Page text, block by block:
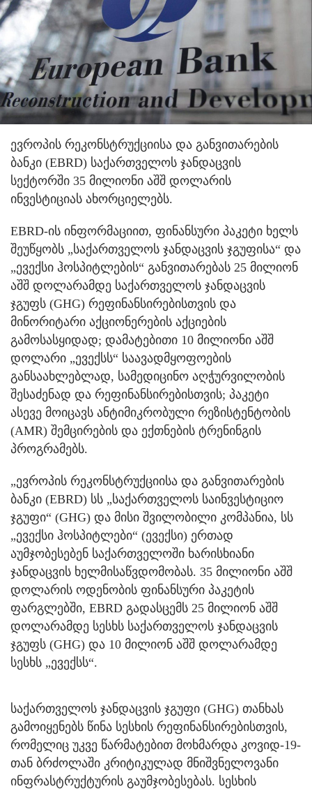
ევროპის რეკონსტრუქციისა და განვითარების
ბანკი (EBRD) საქართველოს ჯანდაცვის
სექტორში 35 მილიონი აშშ დოლარის
ინვესტიციას ახორციელებს.
EBRD-ის ინფორმაციით, ფინანსური პაკეტი ხელს
შეუწყობს „საქართველოს ჯანდაცვის ჯგუფისა“ და
„ევექსი ჰოსპიტლების“ განვითარებას 25 მილიონ
აშშ დოლარამდე საქართველოს ჯანდაცვის
ჯგუფს (GHG) რეფინანსირებისთვის და
მინორიტარი აქციონერების აქციების
გამოსასყიდად; დამატებითი 10 მილიონი აშშ
დოლარი „ევექსს“ საავადმყოფოების
განსაახლებლად, სამედიცინო აღჭურვილობის
შესაძენად და რეფინანსირებისთვის; პაკეტი
ასევე მოიცავს ანტიმიკრობული რეზისტენტობის
(AMR) შემცირების და ექთნების ტრენინგის
პროგრამებს.
„ევროპის რეკონსტრუქციისა და განვითარების
ბანკი (EBRD) სს „საქართველოს საინვესტიციო
ჯგუფი“ (GHG) და მისი შვილობილი კომპანია, სს
„ევექსი ჰოსპიტლები“ (ევექსი) ერთად
აუმჯობესებენ საქართველოში ხარისხიანი
ჯანდაცვის ხელმისაწვდომობას. 35 მილიონი აშშ
დოლარის ოდენობის ფინანსური პაკეტის
ფარგლებში, EBRD გადასცემს 25 მილიონ აშშ
დოლარამდე სესხს საქართველოს ჯანდაცვის
ჯგუფს (GHG) და 10 მილიონ აშშ დოლარამდე
სესხს „ევექსს“.
საქართველოს ჯანდაცვის ჯგუფი (GHG) თანხას
გამოიყენებს წინა სესხის რეფინანსირებისთვის,
რომელიც უკვე წარმატებით მოხმარდა კოვიდ-19-
თან ბრძოლაში კრიტიკულად მნიშვნელოვანი
ინფრასტრუქტურის გაუმჯობესებას. სესხის